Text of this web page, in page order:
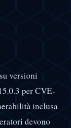
versioni
per CVE-
inclusa
devono